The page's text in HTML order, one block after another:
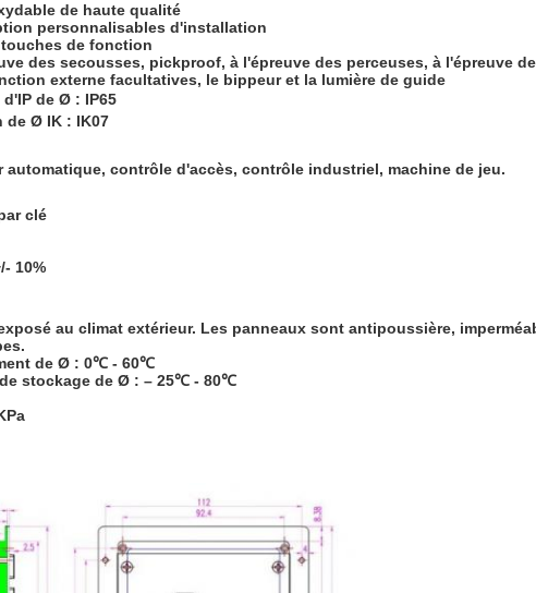
de haute qualité
personnalisables d'installation
de fonction
des secousses, pickproof, à l'épreuve des perceuses, à l'épreuve
externe facultatives, le bippeur et la lumière de guide
d'IP de Ø : IP65
de Ø IK : IK07
contrôle d'accès, contrôle industriel, machine de jeu.
clé
10%
au climat extérieur. Les panneaux sont antipoussière,
de Ø : 0℃ - 60℃
stockage de Ø : – 25℃ - 80℃